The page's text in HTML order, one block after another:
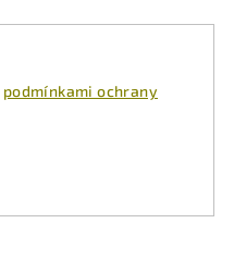
podmínkami ochrany